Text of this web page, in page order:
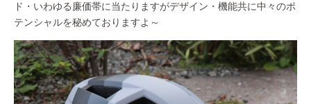
ド・いわゆる廉価帯に当たりますがデザイン・機能共に中々のポ
テンシャルを秘めておりますよ～